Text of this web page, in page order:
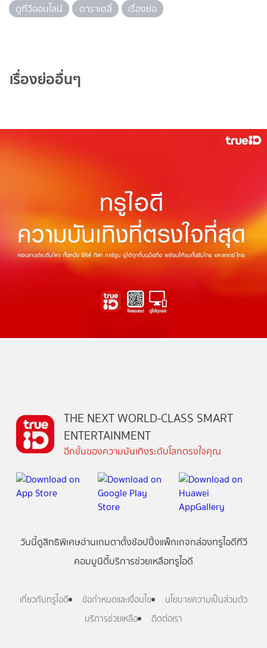
ดูทีวีออนไลน์
ดาราเดลี่ เรื่องย่อ
เรื่องย่ออื่นๆ
THE NEXT WORLD-CLASS SMART
ENTERTAINMENT
อีกขั้นของความบันเทิงระดับโลกตรงใจคุณ
วันนี้ดูสิทธิพิเศษอ่านเกมตาตั้งช้อปปิ้งแพ็กเกจกล่องทรูไอดีทีวี
คอมมูนิตี้บริการช่วยเหลือทรูไอดี
เกี่ยวกับทรูไอดี ข้อกำหนดและเงื่อนไข
นโยบายความเป็นส่วนตัว
บริการช่วยเหลือ
ติดต่อเรา